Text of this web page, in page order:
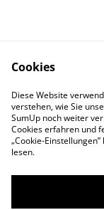
Cookies
Diese Website
verstehen, wie Sie
SumUp noch weiter
Cookies erfahren und
„Cookie-
lesen.